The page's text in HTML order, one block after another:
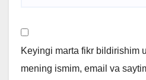
Keyingi marta fikr bildirishim
mening ismim, email va